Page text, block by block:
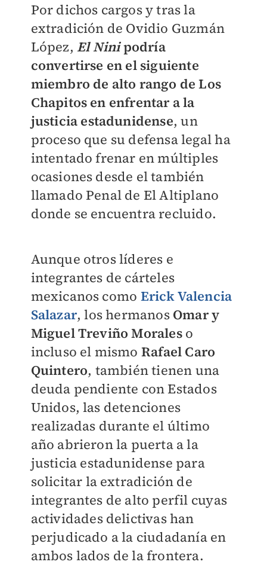
Por dichos cargos y tras la
extradición de Ovidio Guzmán
López, El Ninipodría
convertirse en el siguiente
miembro de alto rango de Los
Chapitos en enfrentar a la
justicia estadunidense, un
proceso que su defensa legal ha
intentado frenar en múltiples
ocasiones desde el también
llamado Penal de El Altiplano
donde se encuentra recluido.
Aunque otros líderes e
integrantes de cárteles
mexicanos como Erick Valencia
Salazar, los hermanos Omar y
Miguel Treviño Moraleso
incluso el mismo Rafael Caro
Quintero, también tienen una
deuda pendiente con Estados
Unidos, las detenciones
realizadas durante el último
año abrieron la puerta a la
justicia estadunidense para
solicitar la extradición de
integrantes de alto perfil cuyas
actividades delictivas han
perjudicado a la ciudadanía en
ambos lados de la frontera.